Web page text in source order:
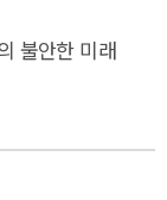
불안한 미래